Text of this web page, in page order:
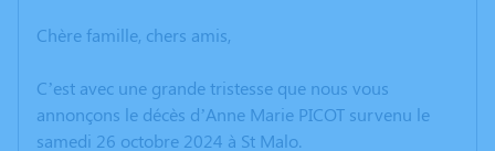
Chère famille, chers amis,
C’est avec une grande tristesse que nous vous
annonçons le décès d’Anne Marie PICOT survenu le
samedi 26 octobre 2024 à St Malo.